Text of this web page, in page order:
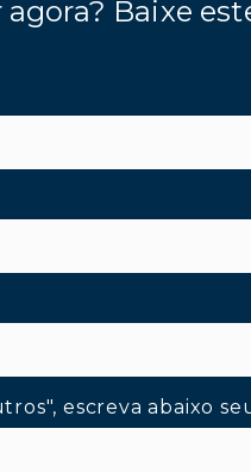
Baixe
escreva abaixo